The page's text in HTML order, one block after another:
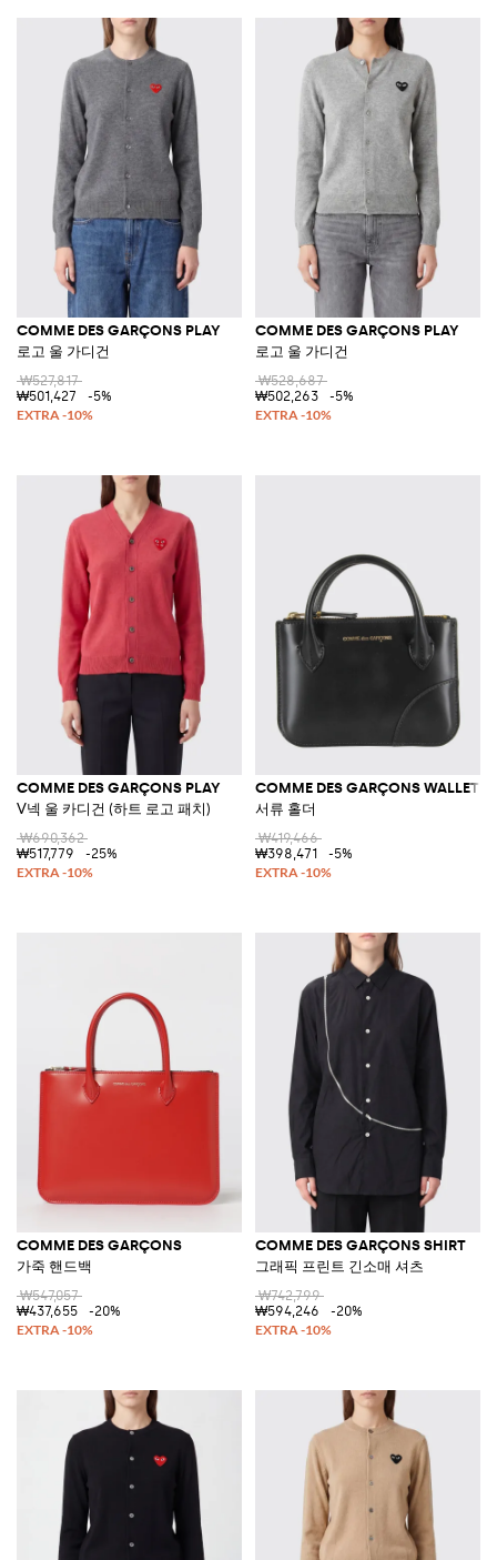
COMME DES GARÇONS PLAY
로고 울 가디건
₩527,817
₩501,427
-5%
COMME DES GARÇONS PLAY
로고 울 가디건
₩528,687
₩502,263
-5%
COMME DES GARÇONS PLAY
V넥 울 카디건 (하트 로고 패치)
₩690,362
₩517,779
-25%
COMME DES GARÇONS WALLET
서류 홀더
₩419,466
₩398,471
-5%
COMME DES GARÇONS
가죽 핸드백
₩547,057
₩437,655
-20%
COMME DES GARÇONS SHIRT
그래픽 프린트 긴소매 셔츠
₩742,799
₩594,246
-20%